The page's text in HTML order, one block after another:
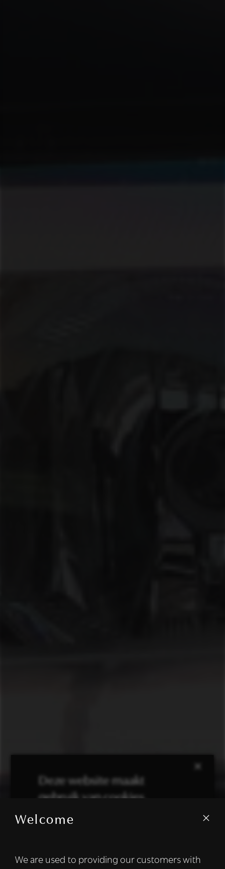
Welcome
We are used to providing our customers with
×
Deze website maakt
gebruik van cookies.
We gebruiken cookies om inhoud en
informatie over uw gebruik van onze site